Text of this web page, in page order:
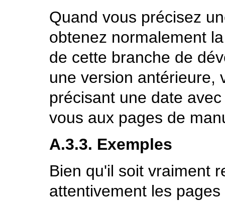
Quand vous précisez
obtenez normalement
de cette branche de
une version antérieure,
précisant une date
vous aux pages de
A.3.3. Exemples
Bien qu'il soit vraiment
attentivement les